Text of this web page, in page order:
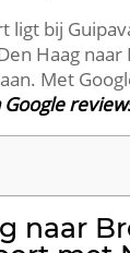
ligt bij
Haag
Met
naar